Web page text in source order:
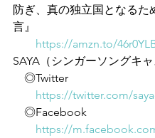
防ぎ、真の独立国となるた
言』
https://amzn.to/
SAYA（シンガーソングキャ
◎Twitter
https://twitter.com/
◎Facebook
https://